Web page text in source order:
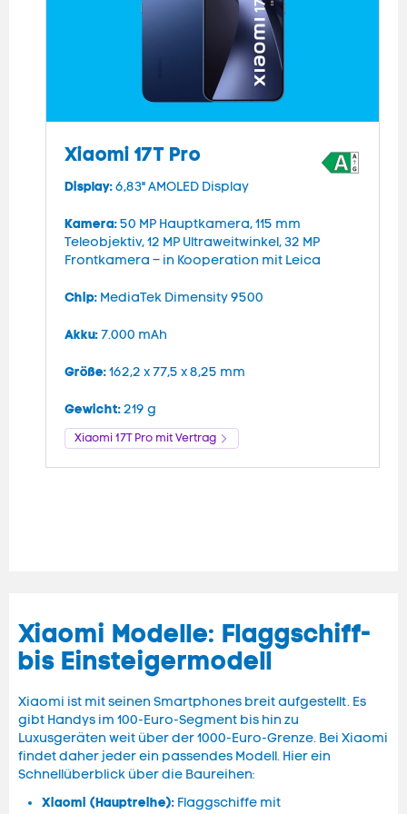
Xiaomi 17T Pro
Display:6,83" AMOLED Display
Kamera:50 MP Hauptkamera, 115 mm
Teleobjektiv, 12 MP Ultraweitwinkel, 32 MP
Frontkamera – in Kooperation mit Leica
Chip: MediaTek Dimensity 9500
Akku:7.000 mAh
Größe:162,2 x 77,5 x 8,25 mm
Gewicht:219 g
Xiaomi 17T Pro mit Vertrag
Xiaomi Modelle: Flaggschiff-
bis Einsteigermodell
Xiaomi ist mit seinen Smartphones breit aufgestellt. Es
gibt Handys im 100-Euro-Segment bis hin zu
Luxusgeräten weit über der 1000-Euro-Grenze. Bei Xiaomi
findet daher jeder ein passendes Modell. Hier ein
Schnellüberblick über die Baureihen:
Xiaomi (Hauptreihe): Flaggschiffe mit